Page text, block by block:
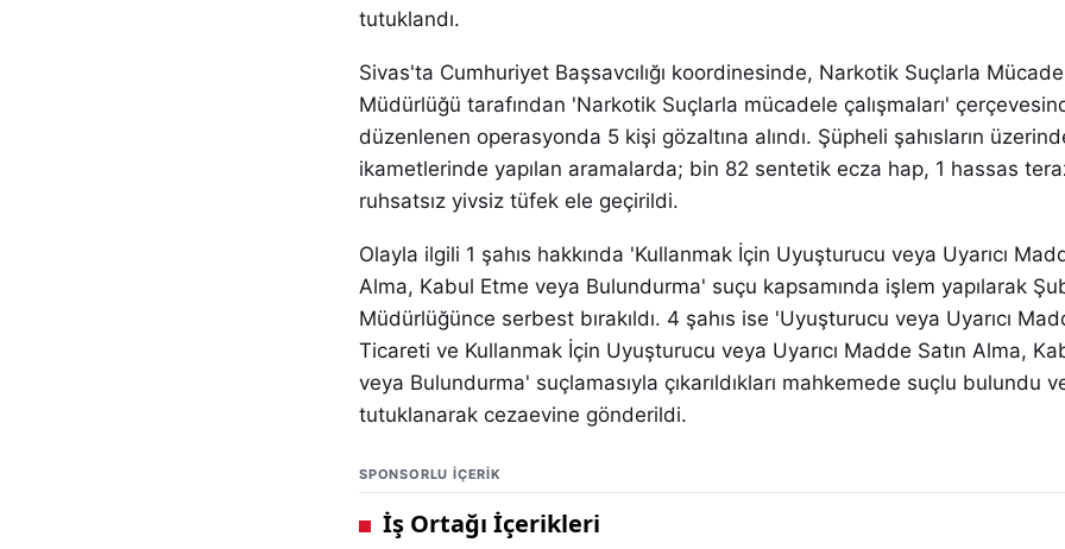
tutuklandı.
Sivas'ta Cumhuriyet Başsavcılığı koordinesinde, Narkotik Suçlarla
Müdürlüğü tarafından 'Narkotik Suçlarla mücadele çalışmaları'
düzenlenen operasyonda 5 kişi gözaltına alındı. Şüpheli şahısların
ikametlerinde yapılan aramalarda; bin 82 sentetik ecza hap, 1 hassas
ruhsatsız yivsiz tüfek ele geçirildi.
Olayla ilgili 1 şahıs hakkında 'Kullanmak İçin Uyuşturucu veya Uyarıcı
Alma, Kabul Etme veya Bulundurma' suçu kapsamında işlem yapılarak
Müdürlüğünce serbest bırakıldı. 4 şahıs ise 'Uyuşturucu veya Uyarıcı
Ticareti ve Kullanmak İçin Uyuşturucu veya Uyarıcı Madde Satın Alma,
veya Bulundurma' suçlamasıyla çıkarıldıkları mahkemede suçlu bulundu
tutuklanarak cezaevine gönderildi.
SPONSORLU IÇERIK